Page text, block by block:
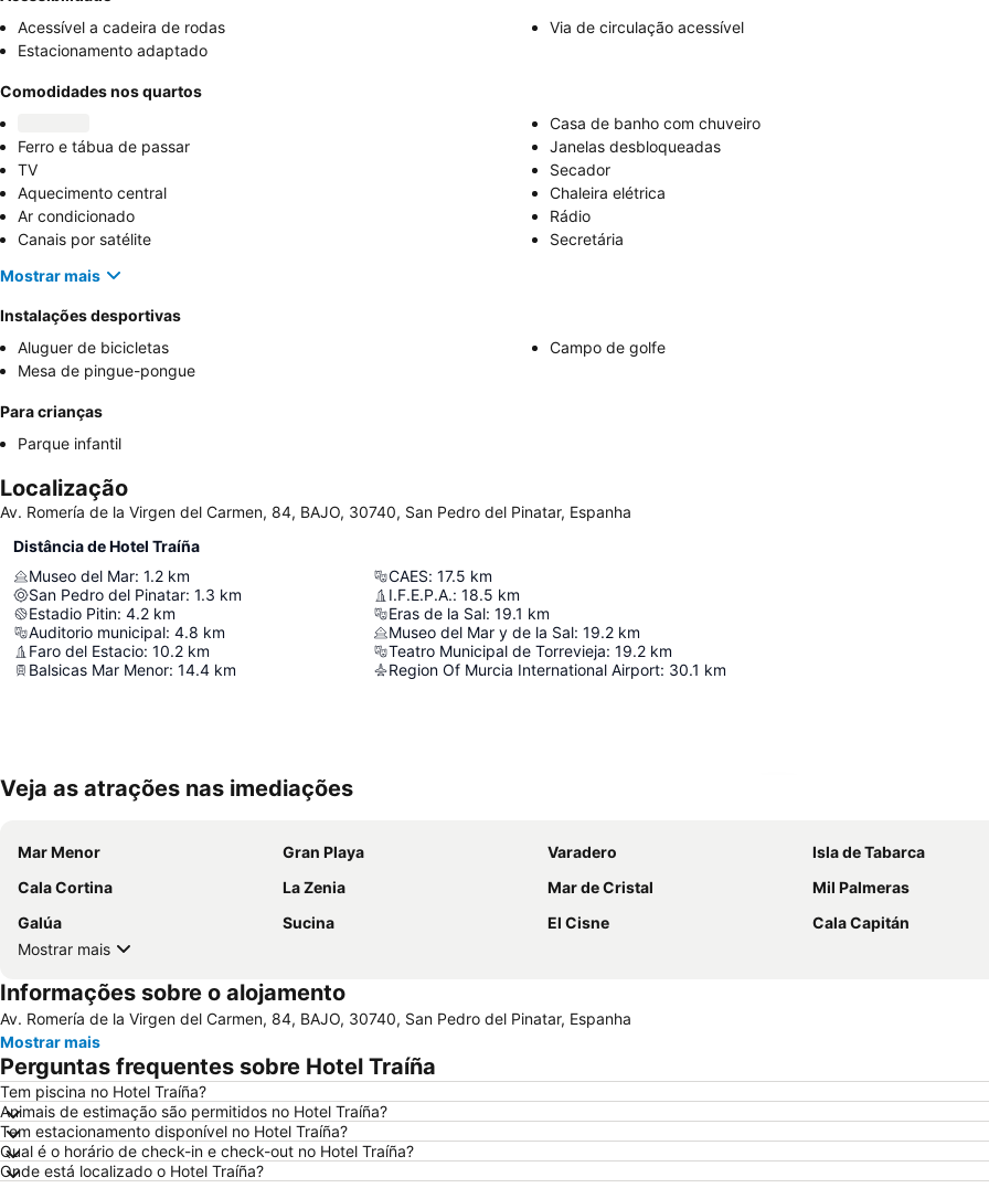
Acessível a cadeira de rodas
Via de circulação acessível
Estacionamento adaptado
Comodidades nos quartos
Casa de banho com chuveiro
Ferro e tábua de passar
Janelas desbloqueadas
TV
Secador
Aquecimento central
Chaleira elétrica
Ar condicionado
Rádio
Canais por satélite
Secretária
Mostrar mais
Instalações desportivas
Aluguer de bicicletas
Campo de golfe
Mesa de pingue-pongue
Para crianças
Parque infantil
Localização
Av. Romería de la Virgen del Carmen, 84, BAJO, 30740, San Pedro del Pinatar, Espanha
Distância de Hotel Traíña
Museo del Mar: 1.2 km
San Pedro del Pinatar: 1.3 km
Estadio Pitin: 4.2 km
Auditorio municipal: 4.8 km
Faro del Estacio: 10.2 km
Balsicas Mar Menor: 14.4 km
CAES: 17.5 km
I.F.E.P.A.: 18.5 km
Eras de la Sal: 19.1 km
Museo del Mar y de la Sal: 19.2 km
Teatro Municipal de Torrevieja: 19.2 km
Region Of Murcia International Airport: 30.1 km
Veja as atrações nas imediações
Mar Menor Gran Playa Varadero
Isla de Tabarca
Cala Cortina
La Zenia Mar de Cristal
Mil Palmeras
Galúa
Sucina El Cisne
Cala Capitán
Mostrar mais
Informações sobre o alojamento
Av. Romería de la Virgen del Carmen, 84, BAJO, 30740, San Pedro del Pinatar, Espanha
Mostrar mais
Perguntas frequentes sobre Hotel Traíña
Tem piscina no Hotel Traíña?
Animais de estimação são permitidos no Hotel Traíña?
Tem estacionamento disponível no Hotel Traíña?
Qual é o horário de check-in e check-out no Hotel Traíña?
Onde está localizado o Hotel Traíña?